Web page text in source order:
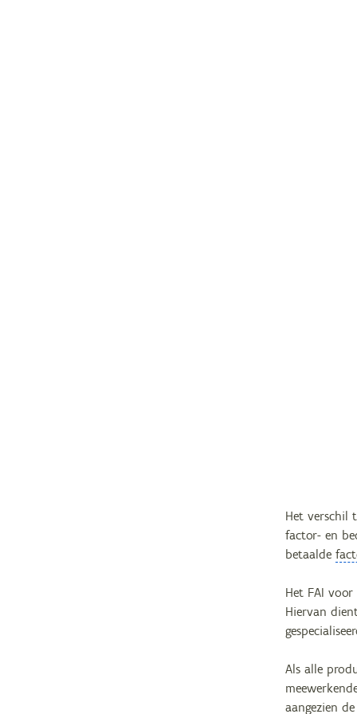
Het verschil
factor- en
betaalde
Het FAI voor
Hiervan
Als alle
aangezien